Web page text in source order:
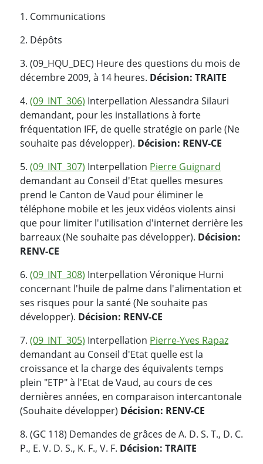
1. Communications
2. Dépôts
3. (09_HQU_DEC) Heure des questions du mois de
décembre 2009, à 14 heures. Décision: TRAITE
4. (09_INT_306) Interpellation Alessandra Silauri
demandant, pour les installations à forte
fréquentation IFF, de quelle stratégie on parle (Ne
souhaite pas développer). Décision: RENV-CE
5. (09_INT_307) Interpellation Pierre Guignard
demandant au Conseil d'Etat quelles mesures
prend le Canton de Vaud pour éliminer le
téléphone mobile et les jeux vidéos violents ainsi
que pour limiter l'utilisation d'internet derrière les
barreaux (Ne souhaite pas développer). Décision:
RENV-CE
6. (09_INT_308) Interpellation Véronique Hurni
concernant l'huile de palme dans l'alimentation et
ses risques pour la santé (Ne souhaite pas
développer). Décision: RENV-CE
7. (09_INT_305) Interpellation Pierre-Yves Rapaz
demandant au Conseil d'Etat quelle est la
croissance et la charge des équivalents temps
plein "ETP" à l'Etat de Vaud, au cours de ces
dernières années, en comparaison intercantonale
(Souhaite développer) Décision: RENV-CE
8. (GC 118) Demandes de grâces de A. D. S. T., D. C.
P., E. V. D. S., K. F., V. F. Décision: TRAITE